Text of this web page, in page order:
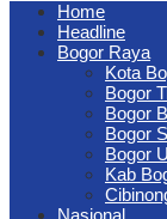
Home
Headline
Bogor Raya
Kota
Bogor
Bogor
Bogor
Bogor
Kab